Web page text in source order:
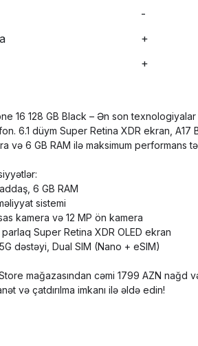
-
+
+
16 128 GB Black – Ən son
6.1 düym Super Retina XDR ekran,
və 6 GB RAM ilə maksimum performans
6 GB RAM
sistemi
kamera və 12 MP ön kamera
parlaq Super Retina XDR OLED ekran
dəstəyi, Dual SIM (Nano + eSIM)
mağazasından cəmi 1799 AZN nağd
və çatdırılma imkanı ilə əldə edin!